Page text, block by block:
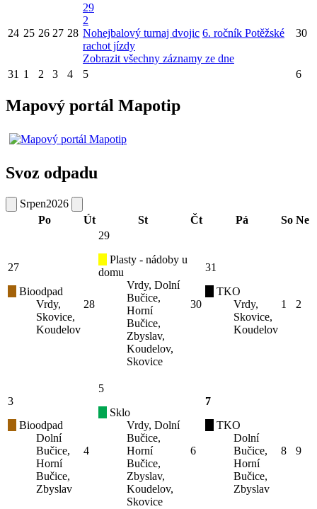
24 25 26 27 28
29
2
Nohejbalový turnaj dvojic 6. ročník Potěžské
rachot jízdy
Zobrazit všechny záznamy ze dne
30
31 1 2 3 4 5 6
Mapový portál Mapotip
Svoz odpadu
Srpen2026
Po
Út St Čt Pá So Ne
27
Bioodpad
Vrdy,
Skovice,
Koudelov
28
29
Plasty - nádoby u
domu
Vrdy, Dolní
Bučice,
Horní
Bučice,
Zbyslav,
Koudelov,
Skovice
30
31
TKO
Vrdy,
Skovice,
Koudelov
1 2
3
Bioodpad
Dolní
Bučice,
Horní
Bučice,
Zbyslav
4
5
Sklo
Vrdy, Dolní
Bučice,
Horní
Bučice,
Zbyslav,
Koudelov,
Skovice
6
7
TKO
Dolní
Bučice,
Horní
Bučice,
Zbyslav
8 9